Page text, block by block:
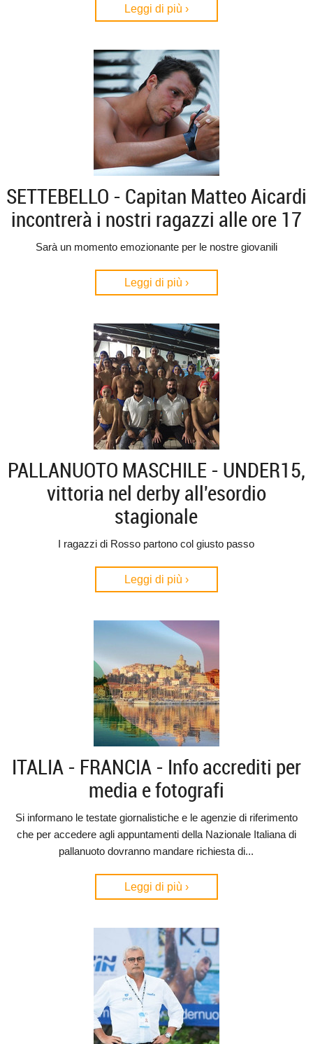
Leggi di più ›
SETTEBELLO - Capitan Matteo Aicardi
incontrerà i nostri ragazzi alle ore 17
Sarà un momento emozionante per le nostre giovanili
Leggi di più ›
PALLANUOTO MASCHILE - UNDER15,
vittoria nel derby all'esordio
stagionale
I ragazzi di Rosso partono col giusto passo
Leggi di più ›
ITALIA - FRANCIA - Info accrediti per
media e fotografi
Si informano le testate giornalistiche e le agenzie di riferimento
che per accedere agli appuntamenti della Nazionale Italiana di
pallanuoto dovranno mandare richiesta di...
Leggi di più ›